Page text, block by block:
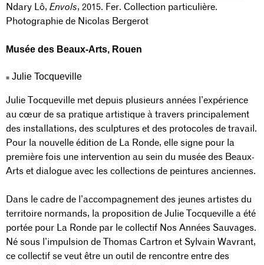
Ndary Lô, Envols, 2015. Fer. Collection particulière.
Photographie de Nicolas Bergerot
Musée des Beaux-Arts, Rouen
Julie Tocqueville
Julie Tocqueville met depuis plusieurs années l’expérience
au cœur de sa pratique artistique à travers principalement
des installations, des sculptures et des protocoles de travail.
Pour la nouvelle édition de La Ronde, elle signe pour la
première fois une intervention au sein du musée des Beaux-
Arts et dialogue avec les collections de peintures anciennes.
Dans le cadre de l’accompagnement des jeunes artistes du
territoire normands, la proposition de Julie Tocqueville a été
portée pour La Ronde par le collectif Nos Années Sauvages.
Né sous l’impulsion de Thomas Cartron et Sylvain Wavrant,
ce collectif se veut être un outil de rencontre entre des